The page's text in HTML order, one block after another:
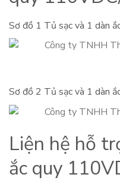
Sơ đồ 1 Tủ sạc và 1 dàn
Sơ đồ 2 Tủ sạc và 1 dàn
Liện hệ hỗ
ắc quy